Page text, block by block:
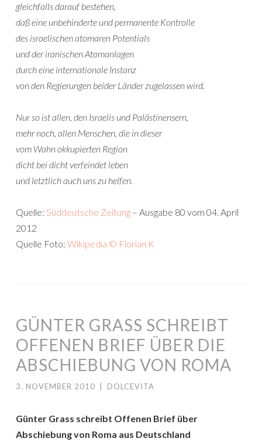
gleichfalls darauf bestehen,
daß eine unbehinderte und permanente Kontrolle
des israelischen atomaren Potentials
und der iranischen Atomanlagen
durch eine internationale Instanz
von den Regierungen beider Länder zugelassen wird.
Nur so ist allen, den Israelis und Palästinensern,
mehr noch, allen Menschen, die in dieser
vom Wahn okkupierten Region
dicht bei dicht verfeindet leben
und letztlich auch uns zu helfen.
Quelle: Süddeutsche Zeitung – Ausgabe 80 vom 04. April
2012
Quelle Foto: Wikipedia © Florian K
GÜNTER GRASS SCHREIBT
OFFENEN BRIEF ÜBER DIE
ABSCHIEBUNG VON ROMA
3. NOVEMBER 2010 DOLCEVITA
Günter Grass schreibt Offenen Brief über
Abschiebung von Roma aus Deutschland